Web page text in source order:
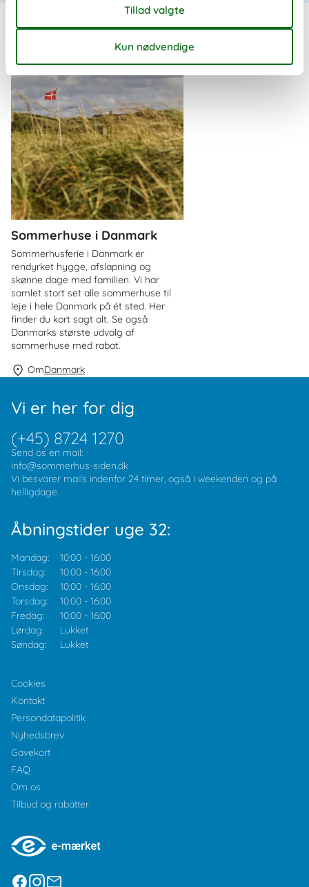
Andre artikler
Sommerhuse i Danmark
Sommerhusferie i Danmark er
rendyrket hygge, afslapning og
skønne dage med familien. Vi har
samlet stort set alle sommerhuse til
leje i hele Danmark på ét sted. Her
finder du kort sagt alt. Se også
Danmarks største udvalg af
sommerhuse med rabat.
OmDanmark
Vi er her for dig
(+45) 8724 1270
Send os en mail:
info@sommerhus-siden.dk
Vi besvarer mails indenfor 24 timer, også i weekenden og på
helligdage.
Åbningstider uge 32:
Mandag: 10:00 - 16:00
Tirsdag:
10:00 - 16:00
Onsdag:
10:00 - 16:00
Torsdag:
10:00 - 16:00
Fredag:
10:00 - 16:00
Lørdag:
Lukket
Søndag:
Lukket
Cookies
Kontakt
Persondatapolitik
Nyhedsbrev
Gavekort
FAQ
Om os
Tilbud og rabatter